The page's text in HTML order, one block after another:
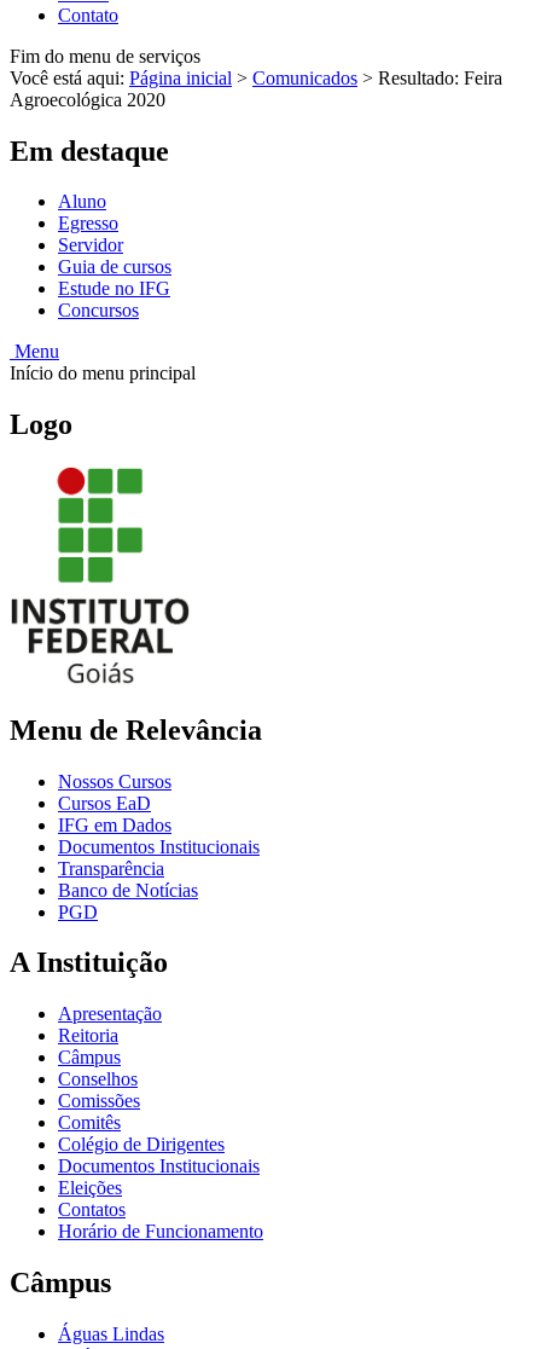
Contato
Fim do menu de serviços
Você está aqui: Página inicial > Comunicados > Resultado: Feira
Agroecológica 2020
Em destaque
Aluno
Egresso
Servidor
Guia de cursos
Estude no IFG
Concursos
Menu
Início do menu principal
Logo
Menu de Relevância
Nossos Cursos
Cursos EaD
IFG em Dados
Documentos Institucionais
Transparência
Banco de Notícias
PGD
A Instituição
Apresentação
Reitoria
Câmpus
Conselhos
Comissões
Comitês
Colégio de Dirigentes
Documentos Institucionais
Eleições
Contatos
Horário de Funcionamento
Câmpus
Águas Lindas